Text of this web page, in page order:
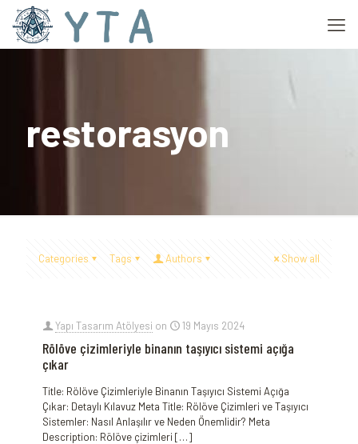
restorasyon
Categories Tags Authors Show all
Yapı Tasarım Atölyesi on 19 Mayıs 2024
Rölöve çizimleriyle binanın taşıyıcı sistemi açığa
çıkar
Title: Rölöve Çizimleriyle Binanın Taşıyıcı Sistemi Açığa
Çıkar: Detaylı Kılavuz Meta Title: Rölöve Çizimleri ve Taşıyıcı
Sistemler: Nasıl Anlaşılır ve Neden Önemlidir? Meta
Description: Rölöve çizimleri […]